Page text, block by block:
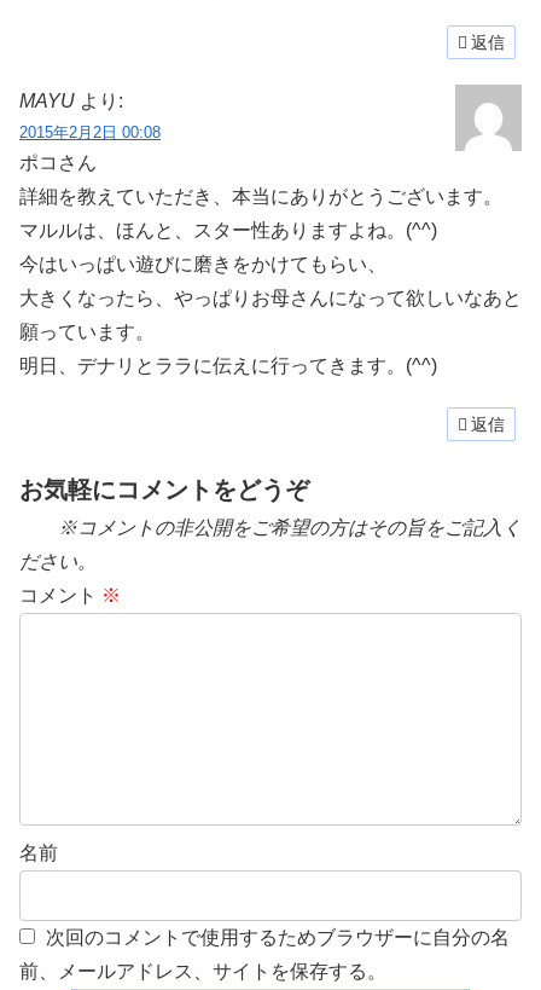
返信
MAYU より:
2015年2月2日 00:08
ポコさん
詳細を教えていただき、本当にありがとうございます。
マルルは、ほんと、スター性ありますよね。(^^)
今はいっぱい遊びに磨きをかけてもらい、
大きくなったら、やっぱりお母さんになって欲しいなあと
願っています。
明日、デナリとララに伝えに行ってきます。(^^)
返信
お気軽にコメントをどうぞ
※コメントの非公開をご希望の方はその旨をご記入く
ださい。
コメント ※
名前
次回のコメントで使用するためブラウザーに自分の名
前、メールアドレス、サイトを保存する。